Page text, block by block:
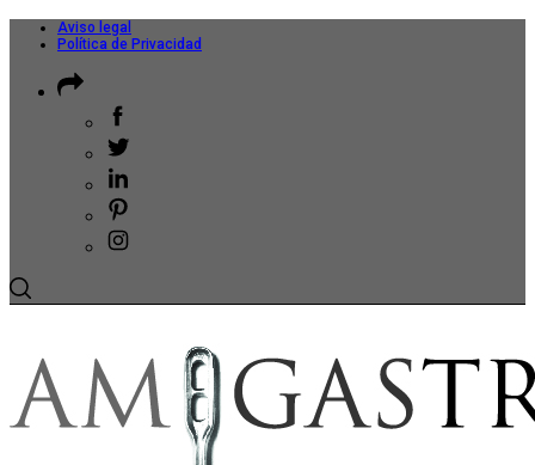
Aviso legal
Política de Privacidad